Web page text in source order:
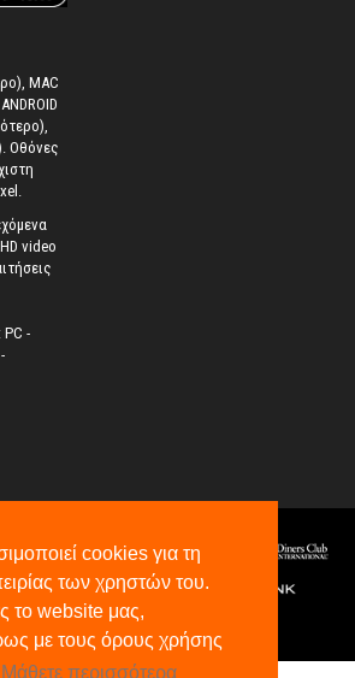
cookies για τη
των χρηστών του.
το website μας,
με τους όρους χρήσης
Μάθετε περισσότερα
MAC
Oθόνες
video
-
©2026All Rights Reserved.